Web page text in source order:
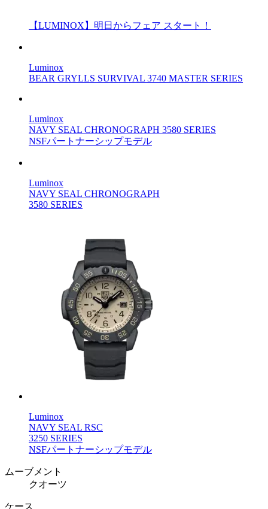
【LUMINOX】明日からフェア スタート！
Luminox
BEAR GRYLLS SURVIVAL 3740 MASTER SERIES
Luminox
NAVY SEAL CHRONOGRAPH 3580 SERIES
NSFパートナーシップモデル
Luminox
NAVY SEAL CHRONOGRAPH
3580 SERIES
Luminox
NAVY SEAL RSC
3250 SERIES
NSFパートナーシップモデル
ムーブメント
クオーツ
ケース